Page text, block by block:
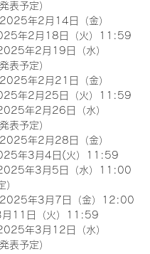
表予定）
年2月14日（金）
年2月18日（火）11:59
年2月19日（水）
表予定）
年2月21日（金）
年2月25日（火）11:59
年2月26日（水）
表予定）
年2月28日（金）
年3月4日(火）11:59
2025年3月5日（水）11:00
）
2025年3月7日（金）12:00
11日（火）11:59
年3月12日（水）
表予定）